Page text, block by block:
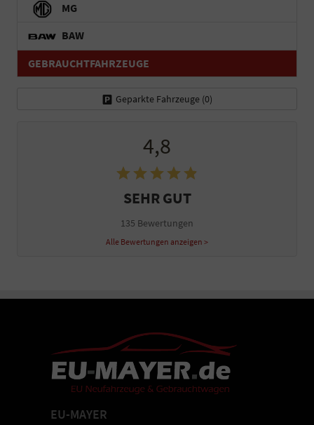
MG
BAW
GEBRAUCHTFAHRZEUGE
Geparkte Fahrzeuge (0)
4,8
SEHR GUT
135 Bewertungen
Alle Bewertungen anzeigen >
EU-MAYER